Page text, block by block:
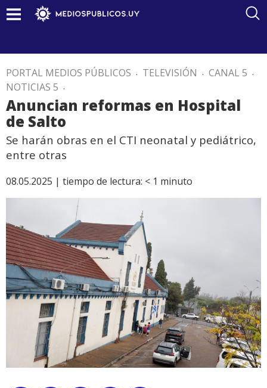
PORTAL MEDIOS PÚBLICOS . TELEVISIÓN . CANAL 5 .
NOTICIAS 5 .
Anuncian reformas en Hospital
de Salto
Se harán obras en el CTI neonatal y pediátrico,
entre otras
08.05.2025 | tiempo de lectura: < 1 minuto